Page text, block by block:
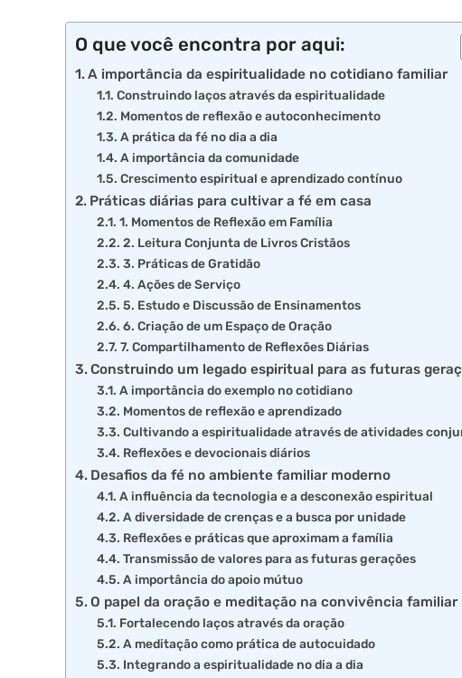
O que você encontra por aqui:
A importância da espiritualidade no cotidiano familiar
Construindo laços através da espiritualidade
Momentos de reflexão e autoconhecimento
A prática da fé no dia a dia
A importância da comunidade
Crescimento espiritual e aprendizado contínuo
Práticas diárias para cultivar a fé em casa
1. Momentos de Reflexão em Família
2. Leitura Conjunta de Livros Cristãos
3. Práticas de Gratidão
4. Ações de Serviço
5. Estudo e Discussão de Ensinamentos
6. Criação de um Espaço de Oração
7. Compartilhamento de Reflexões Diárias
Construindo um legado espiritual para as futuras
A importância do exemplo no cotidiano
Momentos de reflexão e aprendizado
Cultivando a espiritualidade através de atividades
Reflexões e devocionais diários
Desafios da fé no ambiente familiar moderno
A influência da tecnologia e a desconexão espiritual
A diversidade de crenças e a busca por unidade
Reflexões e práticas que aproximam a família
Transmissão de valores para as futuras gerações
A importância do apoio mútuo
O papel da oração e meditação na convivência familiar
Fortalecendo laços através da oração
A meditação como prática de autocuidado
Integrando a espiritualidade no dia a dia